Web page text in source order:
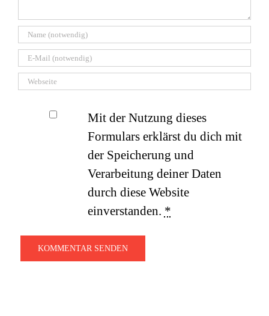
Mit der Nutzung dieses
Formulars erklärst du dich mit
der Speicherung und
Verarbeitung deiner Daten
durch diese Website
einverstanden. *